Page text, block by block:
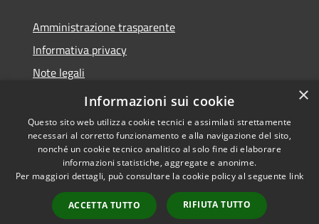
Amministrazione trasparente
Informativa privacy
Note legali
Dichiarazione di accessibilità
Accessibilità
Copyright © 2026 • Comune di
Orio al Serio • Powered by
Municipium•
Accesso
redazione
×
Informazioni sui cookie
Questo sito web utilizza cookie tecnici e assimilati strettamente
necessari al corretto funzionamento e alla navigazione del sito,
nonché un cookie tecnico analitico al solo fine di elaborare
informazioni statistiche, aggregate e anonime.
Per maggiori dettagli, può consultare la cookie policy al seguente link
ACCETTA TUTTO RIFIUTA TUTTO